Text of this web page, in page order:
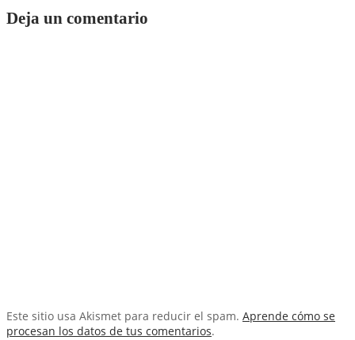
Deja un comentario
Este sitio usa Akismet para reducir el spam. Aprende cómo se
procesan los datos de tus comentarios.